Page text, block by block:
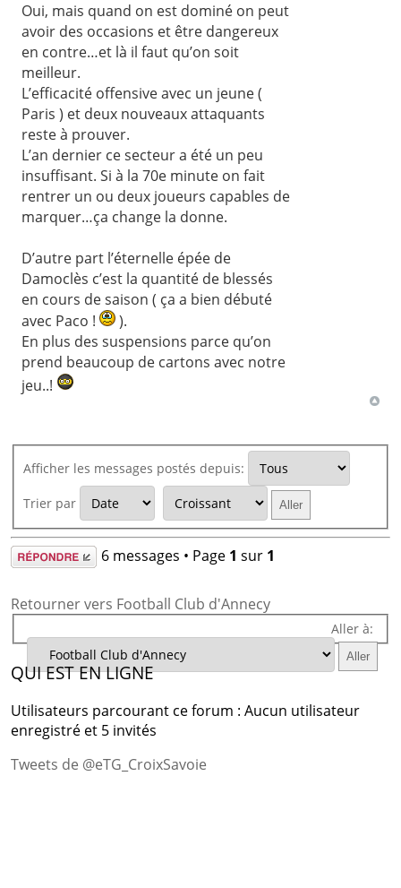
Oui, mais quand on est dominé on peut
avoir des occasions et être dangereux
en contre…et là il faut qu’on soit
meilleur.
L’efficacité offensive avec un jeune (
Paris ) et deux nouveaux attaquants
reste à prouver.
L’an dernier ce secteur a été un peu
insuffisant. Si à la 70e minute on fait
rentrer un ou deux joueurs capables de
marquer…ça change la donne.
D’autre part l’éternelle épée de
Damoclès c’est la quantité de blessés
en cours de saison ( ça a bien débuté
avec Paco !
).
En plus des suspensions parce qu’on
prend beaucoup de cartons avec notre
jeu..!
Afficher les messages postés depuis:
Trier par
Répondre 6 messages • Page 1 sur 1
Retourner vers Football Club d'Annecy
Aller à:
QUI EST EN LIGNE
Utilisateurs parcourant ce forum : Aucun utilisateur
enregistré et 5 invités
Tweets de @eTG_CroixSavoie